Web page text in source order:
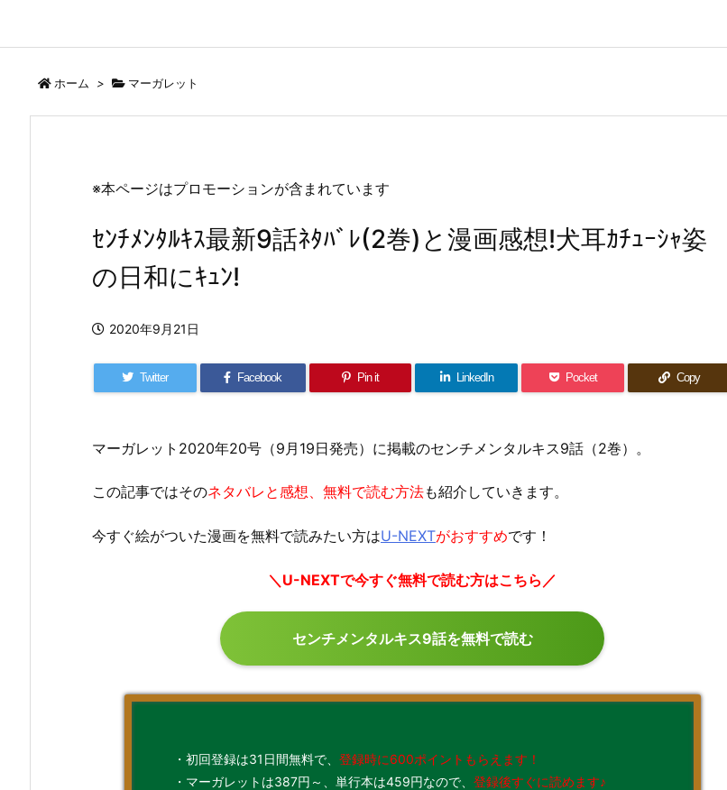
ホーム > マーガレット
※本ページはプロモーションが含まれています
ｾﾝﾁﾒﾝﾀﾙｷｽ最新9話ﾈﾀﾊﾞﾚ(2巻)と漫画感想!犬耳ｶﾁｭｰｼｬ姿
の日和にｷｭﾝ!
2020年9月21日
Twitter Facebook Pin it LinkedIn Pocket Copy
マーガレット2020年20号（9月19日発売）に掲載のセンチメンタルキス9話（2巻）。
この記事ではそのネタバレと感想、無料で読む方法も紹介していきます。
今すぐ絵がついた漫画を無料で読みたい方はU-NEXTがおすすめです！
＼U-NEXTで今すぐ無料で読む方はこちら／
センチメンタルキス9話を無料で読む
・初回登録は31日間無料で、 登録時に600ポイントもらえます！
・マーガレットは387円～、単行本は459円なので、 登録後すぐに読めます♪